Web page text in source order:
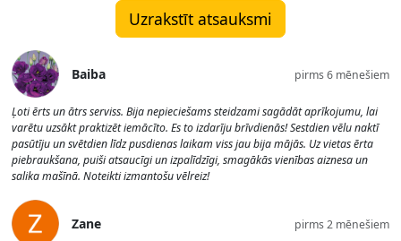
Uzrakstīt atsauksmi
Baiba pirms 6 mēnešiem
Ļoti ērts un ātrs serviss. Bija nepieciešams steidzami sagādāt aprīkojumu, lai
varētu uzsākt praktizēt iemācīto. Es to izdarīju brīvdienās! Sestdien vēlu naktī
pasūtīju un svētdien līdz pusdienas laikam viss jau bija mājās. Uz vietas ērta
piebraukšana, puiši atsaucīgi un izpalīdzīgi, smagākās vienības aiznesa un
salika mašīnā. Noteikti izmantošu vēlreiz!
Zane pirms 2 mēnešiem